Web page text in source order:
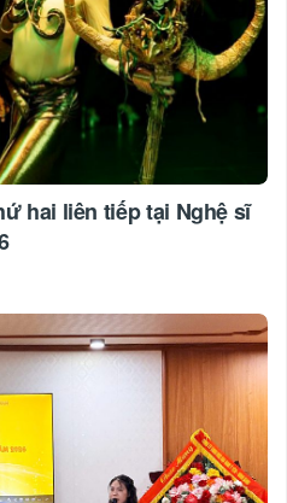
hai liên tiếp tại Nghệ sĩ